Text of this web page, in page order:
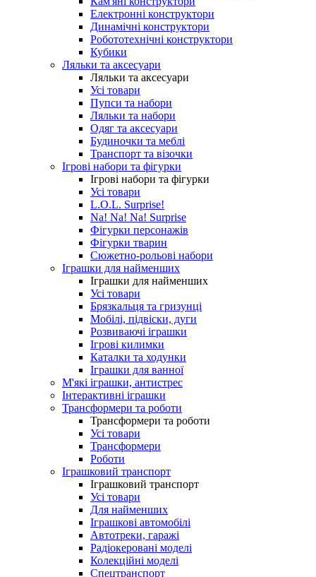
Електронні конструктори
Динамічні конструктори
Робототехнічні конструктори
Кубики
Ляльки та аксесуари
Ляльки та аксесуари
Усі товари
Пупси та набори
Ляльки та набори
Одяг та аксесуари
Будиночки та меблі
Транспорт та візочки
Ігрові набори та фігурки
Ігрові набори та фігурки
Усі товари
L.O.L. Surprise!
Na! Na! Na! Surprise
Фігурки персонажів
Фігурки тварин
Сюжетно-рольові набори
Іграшки для найменших
Іграшки для найменших
Усі товари
Брязкальця та гризунці
Мобілі, підвіски, дуги
Розвиваючі іграшки
Ігрові килимки
Каталки та ходунки
Іграшки для ванної
М'які іграшки, антистрес
Інтерактивні іграшки
Трансформери та роботи
Трансформери та роботи
Усі товари
Трансформери
Роботи
Іграшковий транспорт
Іграшковий транспорт
Усі товари
Для найменших
Іграшкові автомобілі
Автотреки, гаражі
Радіокеровані моделі
Колекційні моделі
Спецтранспорт